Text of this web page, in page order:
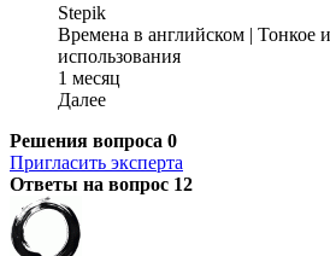
Stepik
Времена в английском | Тонкое
использования
1 месяц
Далее
Решения вопроса 0
Пригласить эксперта
Ответы на вопрос 12